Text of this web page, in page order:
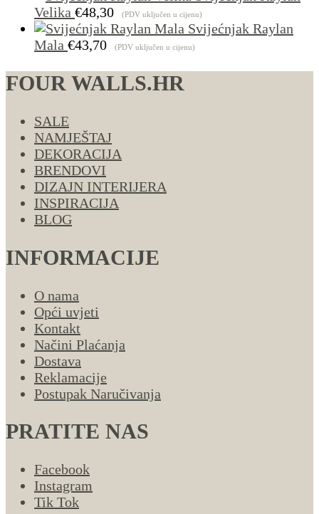
Velika €48,30 (PDV uključen u cijenu)
Svijećnjak Raylan
Mala €43,70 (PDV uključen u cijenu)
FOUR WALLS.HR
SALE
NAMJEŠTAJ
DEKORACIJA
BRENDOVI
DIZAJN INTERIJERA
INSPIRACIJA
BLOG
INFORMACIJE
O nama
Opći uvjeti
Kontakt
Načini Plaćanja
Dostava
Reklamacije
Postupak Naručivanja
PRATITE NAS
Facebook
Instagram
Tik Tok